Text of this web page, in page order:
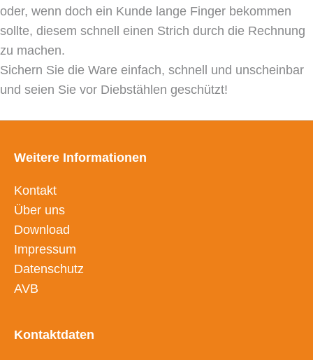
oder, wenn doch ein Kunde lange Finger bekommen
sollte, diesem schnell einen Strich durch die Rechnung
zu machen.
Sichern Sie die Ware einfach, schnell und unscheinbar
und seien Sie vor Diebstählen geschützt!
Weitere Informationen
Kontakt
Über uns
Download
Impressum
Datenschutz
AVB
Kontaktdaten